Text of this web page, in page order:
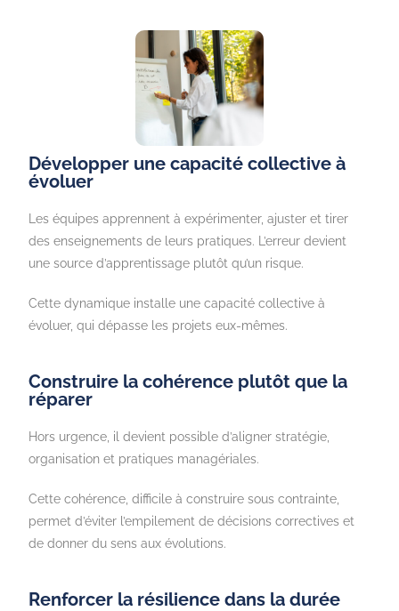
Développer une capacité collective à
évoluer
Les équipes apprennent à expérimenter, ajuster et tirer
des enseignements de leurs pratiques. L’erreur devient
une source d’apprentissage plutôt qu’un risque.
Cette dynamique installe une capacité collective à
évoluer, qui dépasse les projets eux-mêmes.
Construire la cohérence plutôt que la
réparer
Hors urgence, il devient possible d’aligner stratégie,
organisation et pratiques managériales.
Cette cohérence, difficile à construire sous contrainte,
permet d’éviter l’empilement de décisions correctives et
de donner du sens aux évolutions.
Renforcer la résilience dans la durée